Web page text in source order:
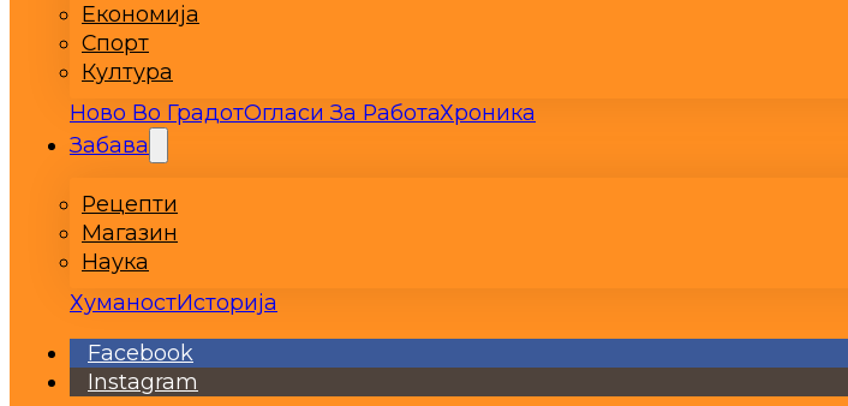
Економија
Спорт
Култура
Ново Во ГрадотОгласи За РаботаХроника
Забава
Рецепти
Магазин
Наука
ХуманостИсторија
Facebook
Instagram